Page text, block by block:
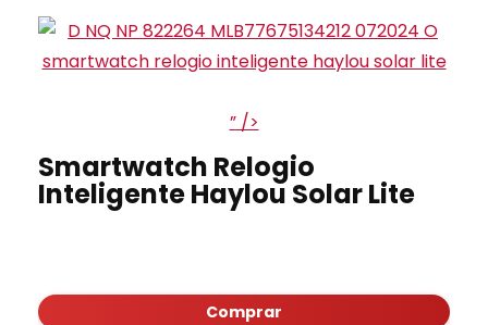
” />
Smartwatch Relogio
Inteligente Haylou Solar Lite
Comprar